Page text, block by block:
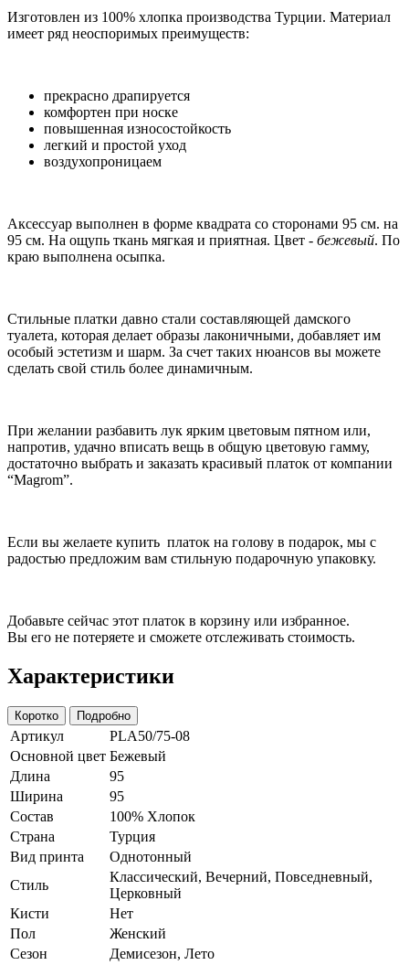
Изготовлен из 100% хлопка производства Турции. Материал
имеет ряд неоспоримых преимуществ:
прекрасно драпируется
комфортен при носке
повышенная износостойкость
легкий и простой уход
воздухопроницаем
Аксессуар выполнен в форме квадрата со сторонами 95 см. на
95 см. На ощупь ткань мягкая и приятная. Цвет - бежевый. По
краю выполнена осыпка.
Стильные платки давно стали составляющей дамского
туалета, которая делает образы лаконичными, добавляет им
особый эстетизм и шарм. За счет таких нюансов вы можете
сделать свой стиль более динамичным.
При желании разбавить лук ярким цветовым пятном или,
напротив, удачно вписать вещь в общую цветовую гамму,
достаточно выбрать и заказать красивый платок от компании
“Magrom”.
Если вы желаете купить платок на голову в подарок, мы с
радостью предложим вам стильную подарочную упаковку.
Добавьте сейчас этот платок в корзину или избранное.
Вы его не потеряете и сможете отслеживать стоимость.
Характеристики
Коротко Подробно
Артикул
PLA50/75-08
Основной цвет Бежевый
Длина
95
Ширина
95
Состав
100% Хлопок
Страна
Турция
Вид принта
Однотонный
Стиль
Классический, Вечерний, Повседневный,
Церковный
Кисти
Нет
Пол
Женский
Сезон
Демисезон, Лето